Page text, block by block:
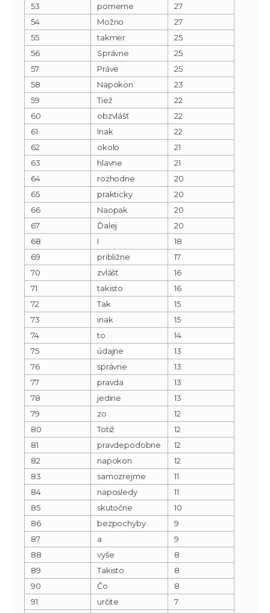
53
pomerne
27
54
Možno
27
55
takmer
25
56
Správne
25
57
Práve
25
58
Napokon
23
59
Tiež
22
60
obzvlášť
22
61
Inak
22
62
okolo
21
63
hlavne
21
64
rozhodne
20
65
prakticky
20
66
Naopak
20
67
Ďalej
20
68
I
18
69
približne
17
70
zvlášť
16
71
takisto
16
72
Tak
15
73
inak
15
74
to
14
75
údajne
13
76
správne
13
77
pravda
13
78
jedine
13
79
zo
12
80
Totiž
12
81
pravdepodobne
12
82
napokon
12
83
samozrejme
11
84
naposledy
11
85
skutočne
10
86
bezpochyby
9
87
a
9
88
vyše
8
89
Takisto
8
90
Čo
8
91
určite
7